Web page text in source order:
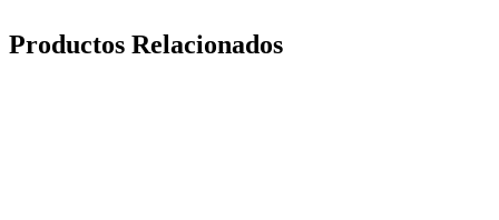
Productos Relacionados